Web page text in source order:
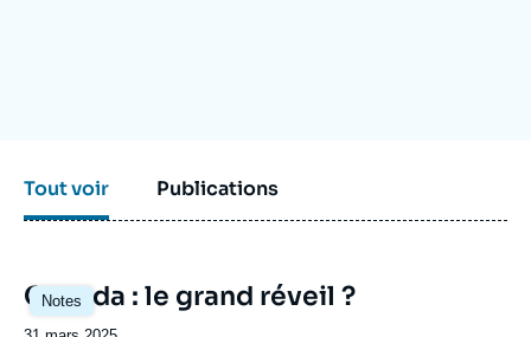
Tout voir Publications
Notes
Image
principale
Canada : le grand réveil ?